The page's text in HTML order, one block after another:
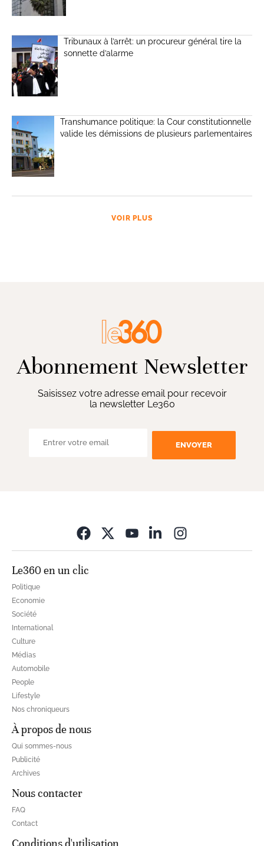
Tribunaux à l’arrêt: un procureur général tire la
sonnette d’alarme
Transhumance politique: la Cour constitutionnelle
valide les démissions de plusieurs parlementaires
VOIR PLUS
Abonnement Newsletter
Saisissez votre adresse email pour recevoir
la newsletter Le360
ENVOYER
Le360 en un clic
Politique
Economie
Société
International
Culture
Médias
Automobile
People
Lifestyle
Nos chroniqueurs
À propos de nous
Qui sommes-nous
Publicité
Archives
Nous contacter
FAQ
Contact